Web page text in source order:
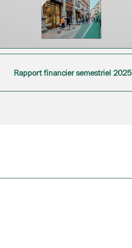
Rapport financier semestriel 2025